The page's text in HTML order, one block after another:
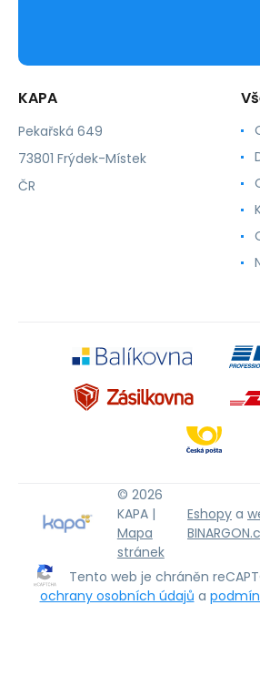
KAPA
Pekařská 649
73801 Frýdek-Místek
ČR
© 2026
KAPA |
Mapa
stránek
Eshopy a
Tento web je chráněn
ochrany osobních údajů a